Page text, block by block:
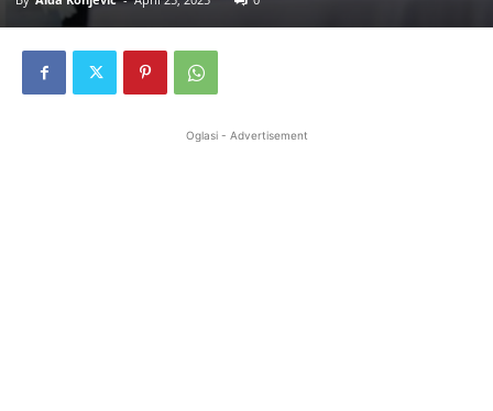
Oglasi - Advertisement